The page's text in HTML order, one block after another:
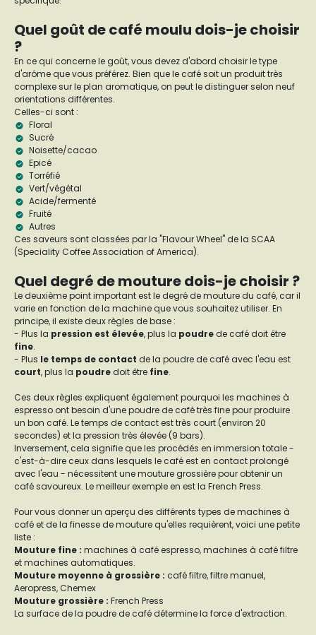
Quel goût de café moulu dois-je choisir
?
En ce qui concerne le goût, vous devez d'abord choisir le type
d'arôme que vous préférez. Bien que le café soit un produit très
complexe sur le plan aromatique, on peut le distinguer selon neuf
orientations différentes.
Celles-ci sont :
Floral
Sucré
Noisette/cacao
Epicé
Torréfié
Vert/végétal
Acide/fermenté
Fruité
Autres
Ces saveurs sont classées par la "Flavour Wheel" de la SCAA
(Speciality Coffee Association of America).
Quel degré de mouture dois-je choisir ?
Le deuxième point important est le degré de mouture du café, car il
varie en fonction de la machine que vous souhaitez utiliser. En
principe, il existe deux règles de base :
- Plus la pression est élevée, plus la poudre de café doit être
fine.
- Plus le temps de contact de la poudre de café avec l'eau est
court, plus la poudre doit être fine.
Ces deux règles expliquent également pourquoi les machines à
espresso ont besoin d'une poudre de café très fine pour produire
un bon café. Le temps de contact est très court (environ 20
secondes) et la pression très élevée (9 bars).
Inversement, cela signifie que les procédés en immersion totale -
c'est-à-dire ceux dans lesquels le café est en contact prolongé
avec l'eau - nécessitent une mouture grossière pour obtenir un
café savoureux. Le meilleur exemple en est la French Press.
Pour vous donner un aperçu des différents types de machines à
café et de la finesse de mouture qu'elles requièrent, voici une petite
liste :
Mouture fine : machines à café espresso, machines à café filtre
et machines automatiques.
Mouture moyenne à grossière : café filtre, filtre manuel,
Aeropress, Chemex
Mouture grossière : French Press
La surface de la poudre de café détermine la force d'extraction.